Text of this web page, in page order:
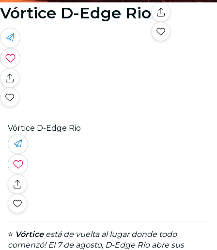
Vórtice D-Edge Rio
Vórtice D-Edge Rio
⭐ Vórticeestá de vuelta al lugar donde todo
comenzó! El 7 de agosto, D-Edge Río abre sus